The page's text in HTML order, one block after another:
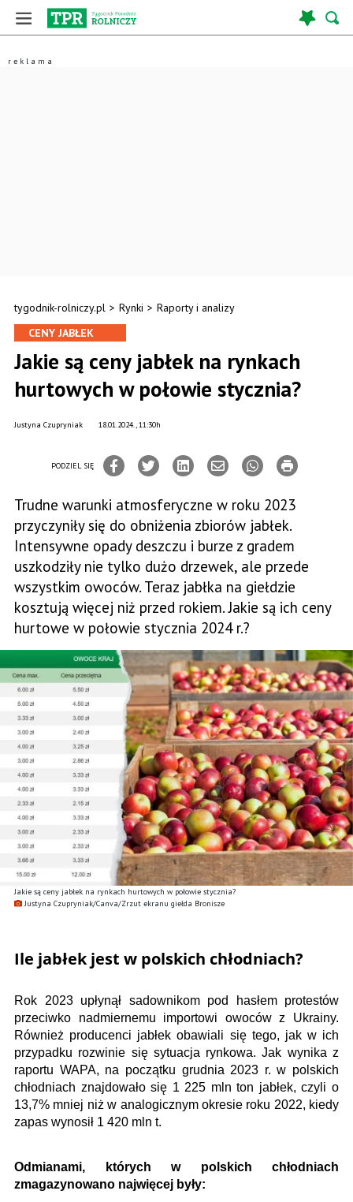
tygodnik-rolniczy.pl > Rynki > Raporty i analizy
Jakie są ceny jabłek na rynkach hurtowych w połowie stycznia?
Justyna Czupryniak/Canva/Zrzut ekranu giełda Bronisze
CENY JABŁEK
Jakie są ceny jabłek na rynkach
hurtowych w połowie stycznia?
18.01.2024., 11:30h
Justyna Czupryniak
PODZIEL SIĘ
Trudne warunki atmosferyczne w roku 2023
przyczyniły się do obniżenia zbiorów jabłek.
Intensywne opady deszczu i burze z gradem
uszkodziły nie tylko dużo drzewek, ale przede
wszystkim owoców. Teraz jabłka na giełdzie
kosztują więcej niż przed rokiem. Jakie są ich ceny
hurtowe w połowie stycznia 2024 r.?
Ile jabłek jest w polskich chłodniach?
Rok 2023 upłynął sadownikom pod hasłem protestów
przeciwko nadmiernemu importowi owoców z Ukrainy.
Również producenci jabłek obawiali się tego, jak w ich
przypadku rozwinie się sytuacja rynkowa. Jak wynika z
raportu WAPA, na początku grudnia 2023 r. w polskich
chłodniach znajdowało się 1 225 mln ton jabłek, czyli o
13,7% mniej niż w analogicznym okresie roku 2022, kiedy
zapas wynosił 1 420 mln t.
Odmianami, których w polskich chłodniach
zmagazynowano najwięcej były: